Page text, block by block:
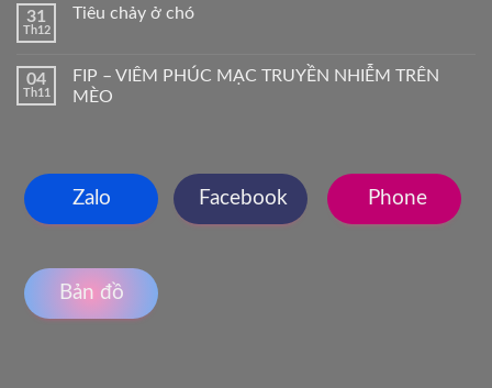
31
Th12
Tiêu chảy ở chó
04
Th11
FIP – VIÊM PHÚC MẠC TRUYỀN NHIỄM TRÊN
MÈO
Zalo Facebook Phone
Bản đồ